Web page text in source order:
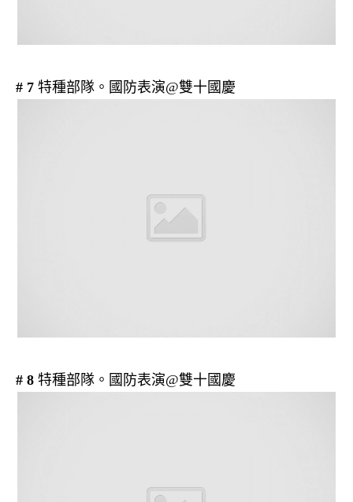
# 7 特種部隊。國防表演@雙十國慶
# 8 特種部隊。國防表演@雙十國慶